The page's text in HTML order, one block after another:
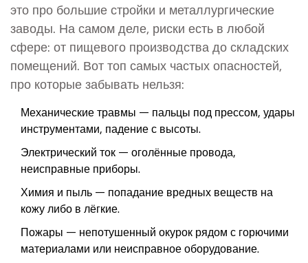
это про большие стройки и металлургические
заводы. На самом деле, риски есть в любой
сфере: от пищевого производства до складских
помещений. Вот топ самых частых опасностей,
про которые забывать нельзя:
Механические травмы — пальцы под прессом, удары
инструментами, падение с высоты.
Электрический ток — оголённые провода,
неисправные приборы.
Химия и пыль — попадание вредных веществ на
кожу либо в лёгкие.
Пожары — непотушенный окурок рядом с горючими
материалами или неисправное оборудование.